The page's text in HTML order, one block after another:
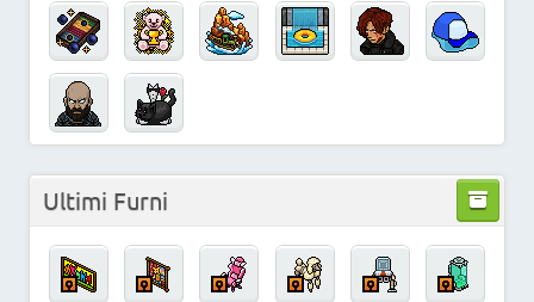
Ultimi Furni